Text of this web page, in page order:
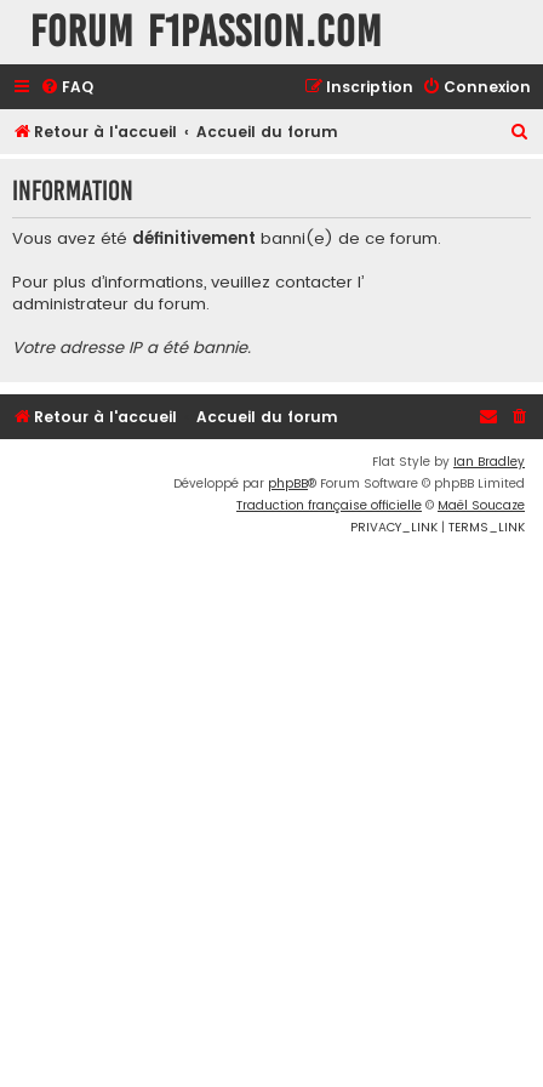
Forum F1Passion.com
FAQ Connexion
Inscription
Retour à l'accueil Accueil du forum
h
Information
Vous avez été définitivement banni(e) de ce forum.
Pour plus d’informations, veuillez contacter l’
administrateur du forum.
Votre adresse IP a été bannie.
Retour à l'accueil Accueil du forum
Flat Style by Ian Bradley
Développé par phpBB® Forum Software © phpBB Limited
Traduction française officielle © Maël Soucaze
PRIVACY_LINK | TERMS_LINK